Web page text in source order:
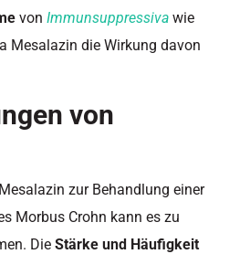
von Immunsuppressiva wie
Mesalazin die Wirkung davon
von
zur Behandlung einer
Morbus Crohn kann es zu
Die Stärke und Häufigkeit